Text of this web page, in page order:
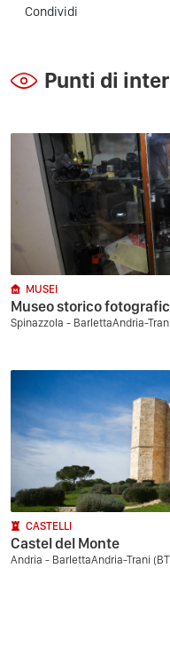
Condividi
Punti di
MUSEI
Museo storico
Spinazzola - BarlettaAndria-
CASTELLI
Castel del Monte
Andria - BarlettaAndria-Trani